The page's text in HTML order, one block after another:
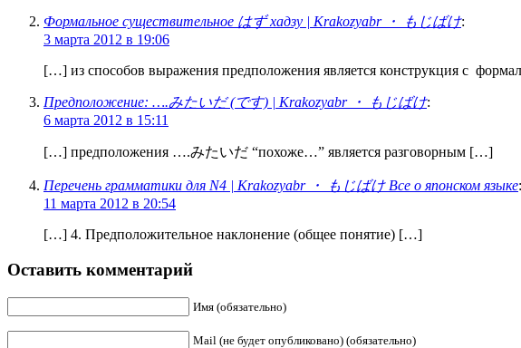
Формальное существительное はず хадзу | Krakozyabr ・ もじばけ:
3 марта 2012 в 19:06
[…] из способов выражения предположения является конструкция с
Предположение: ….みたいだ (です) | Krakozyabr ・ もじばけ:
6 марта 2012 в 15:11
[…] предположения ….みたいだ “похоже…” является разговорным […]
Перечень грамматики для N4 | Krakozyabr ・ もじばけ Все о японском языке:
11 марта 2012 в 20:54
[…] 4. Предположительное наклонение (общее понятие) […]
Оставить комментарий
Имя (обязательно)
Mail (не будет опубликовано) (обязательно)